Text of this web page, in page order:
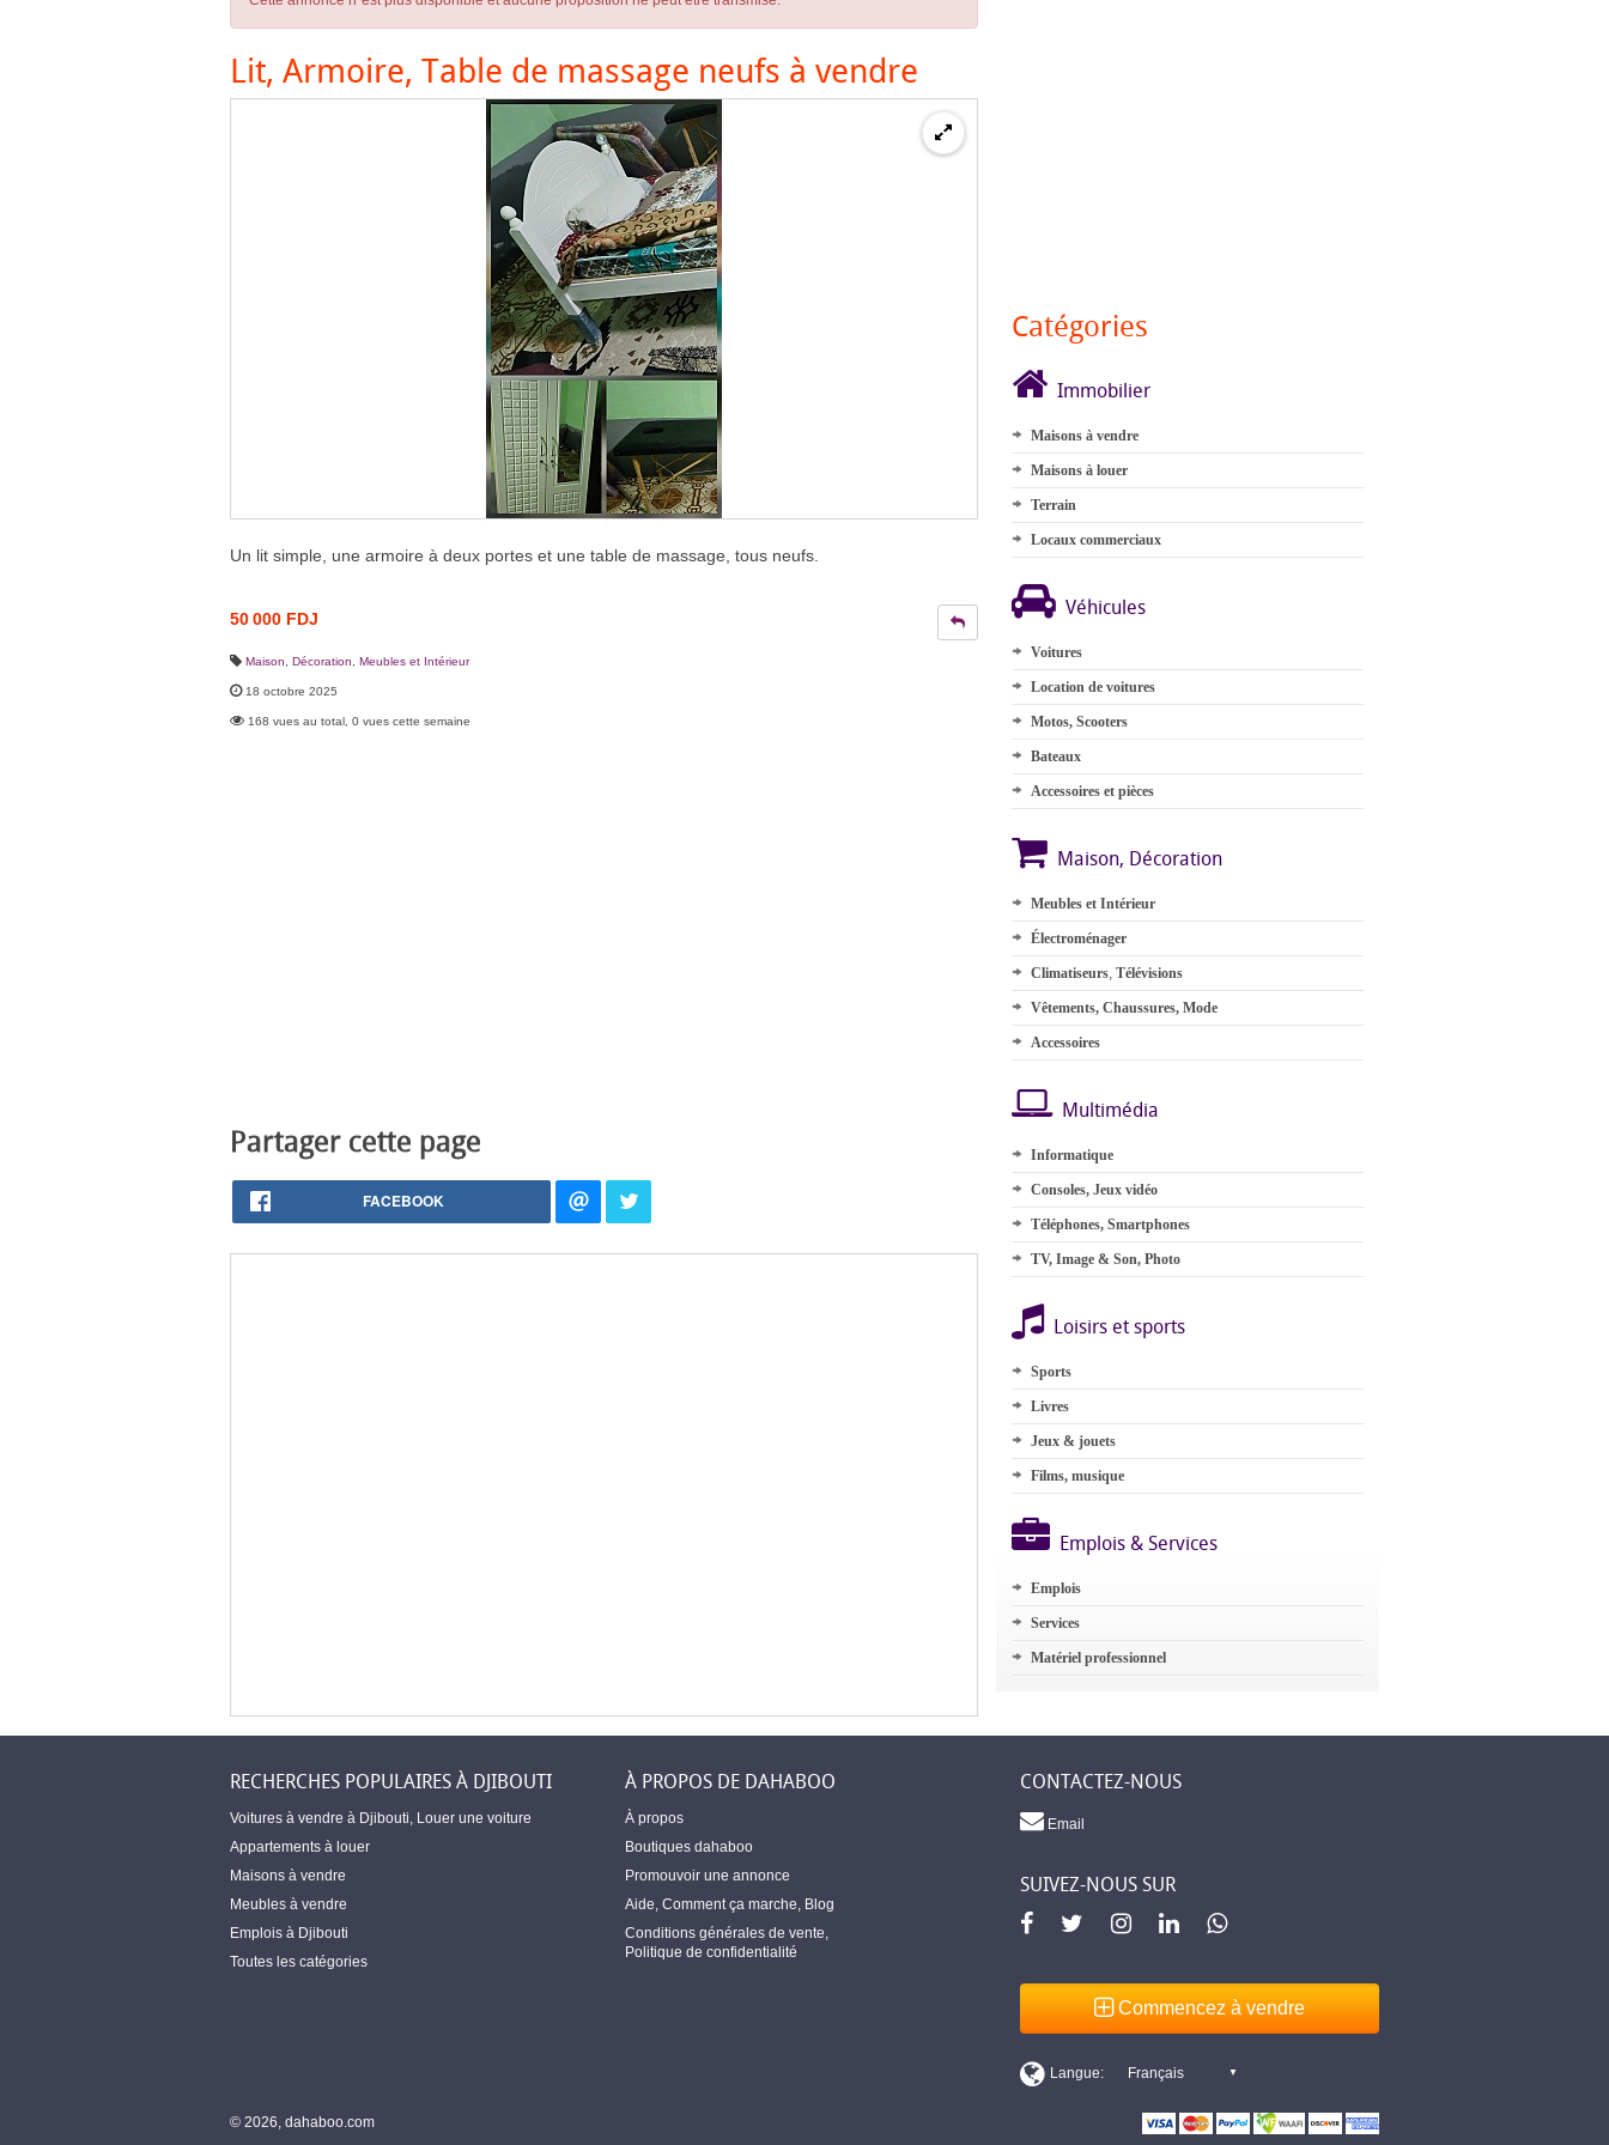
Lit, Armoire, Table de massage neufs à vendre
Un lit simple, une armoire à deux portes et une table de massage, tous neufs.
50 000 FDJ
Maison, Décoration Meubles et Intérieur
18 octobre 2025
168 vues au total, 0 vues cette semaine
Partager cette page
FACEBOOK
Catégories
Immobilier
Maisons à vendre
Maisons à louer
Terrain
Locaux commerciaux
Véhicules
Voitures
Location de voitures
Motos, Scooters
Bateaux
Accessoires et pièces
Maison, Décoration
Meubles et Intérieur
Électroménager
Climatiseurs, Télévisions
Vêtements, Chaussures, Mode
Accessoires
Multimédia
Informatique
Consoles, Jeux vidéo
Téléphones, Smartphones
TV, Image & Son, Photo
Loisirs et sports
Sports
Livres
Jeux & jouets
Films, musique
Emplois & Services
Emplois
Services
Matériel professionnel
RECHERCHES POPULAIRES À DJIBOUTI
Voitures à vendre à Djibouti Louer une voiture
Appartements à louer
Maisons à vendre
Meubles à vendre
Emplois à Djibouti
Toutes les catégories
À PROPOS DE DAHABOO
À propos
Boutiques dahaboo
Promouvoir une annonce
Aide Comment ça marche Blog
Conditions générales de vente
Politique de confidentialité
CONTACTEZ-NOUS
Email
SUIVEZ-NOUS SUR
Commencez à vendre
© 2026, dahaboo.com